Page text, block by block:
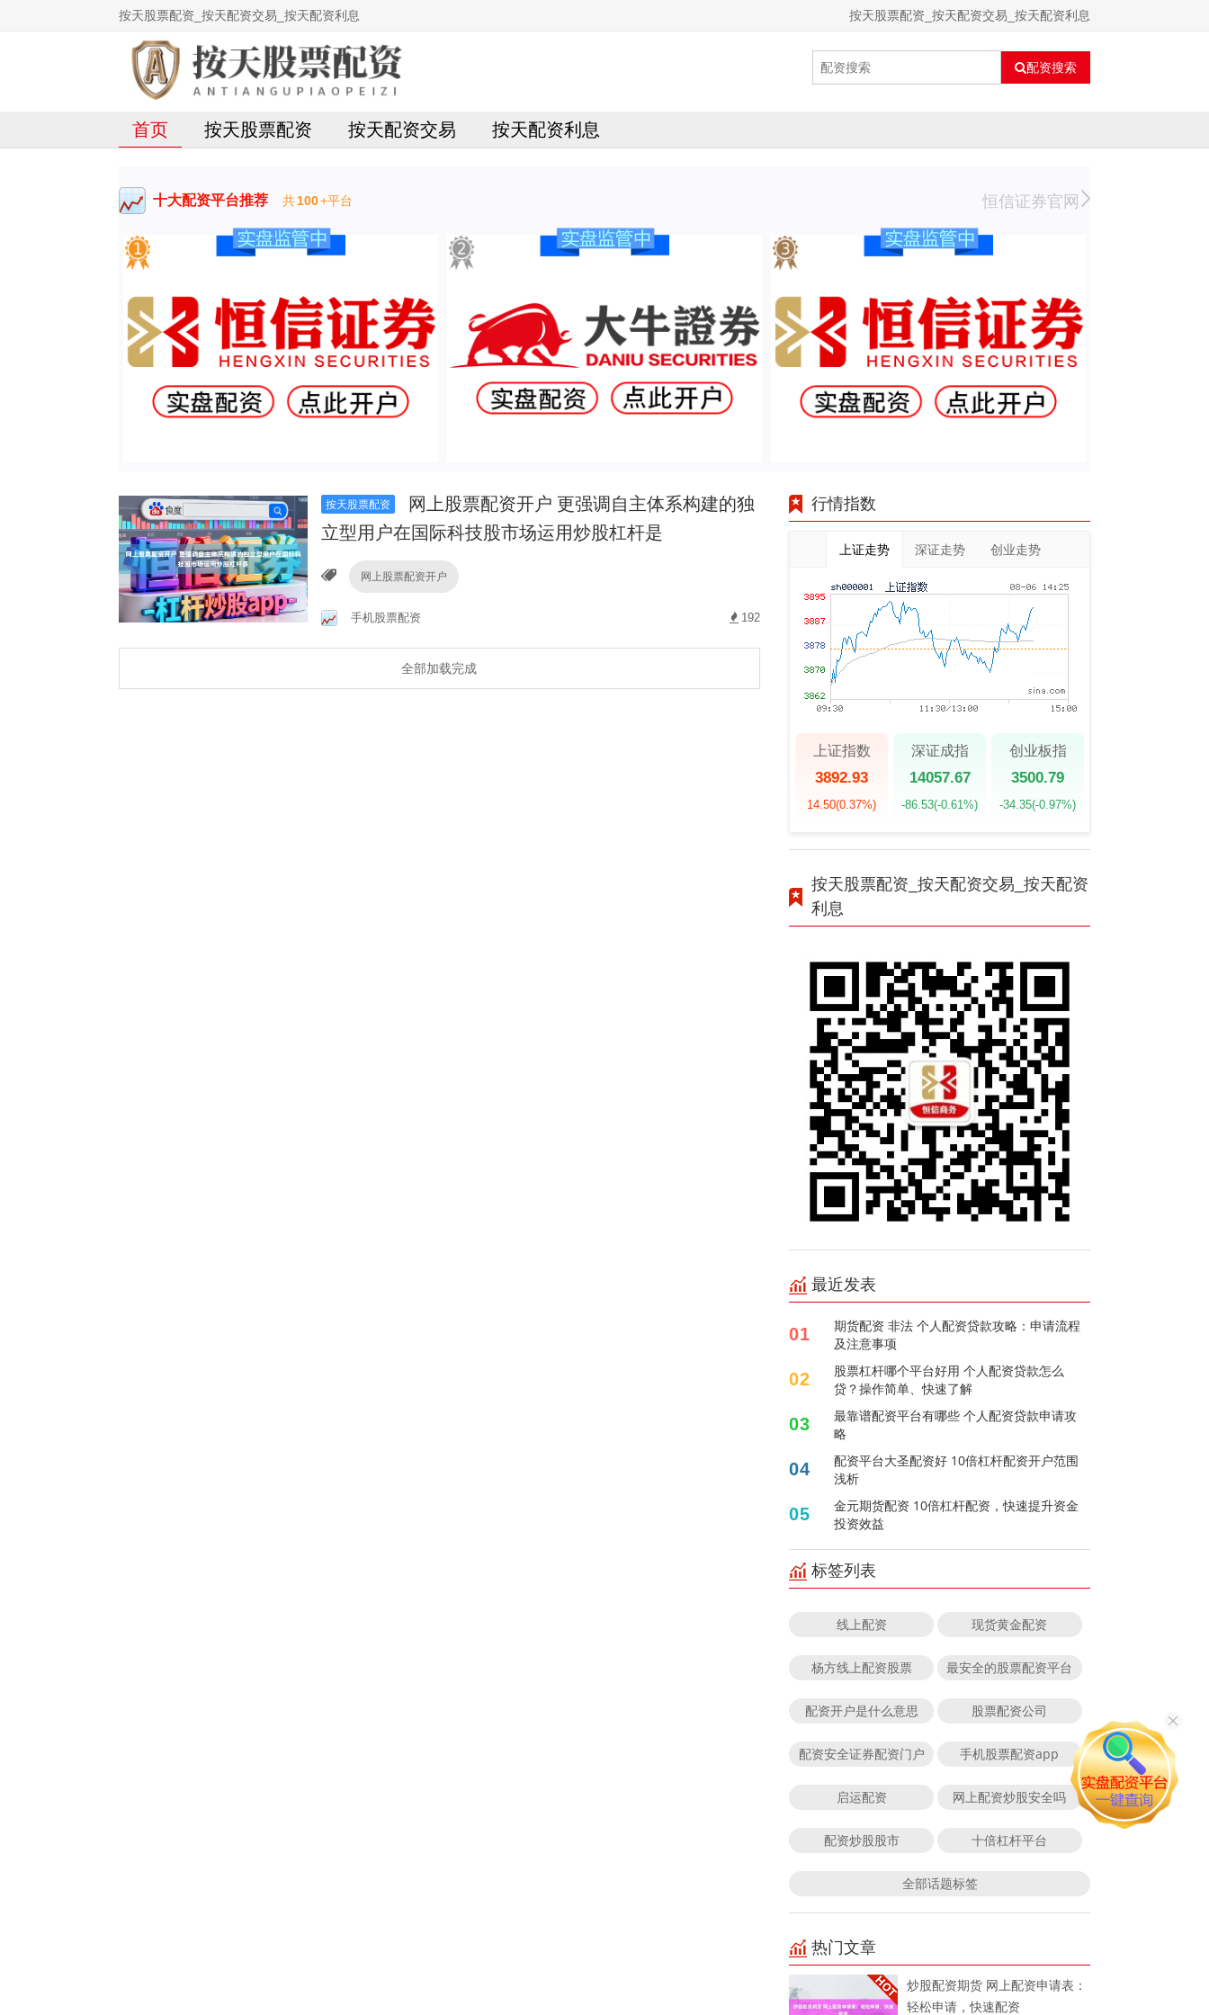
按天股票配资_按天配资交易_按天配资利息 按天股票配资_按天配资交易_按天配资利息
配资搜索
首页 按天股票配资 按天配资交易 按天配资利息
十大配资平台推荐 共100+平台 恒信证券官网
按天股票配资
网上股票配资开户 更强调自主体系构建的独
立型用户在国际科技股市场运用炒股杠杆是
网上股票配资开户
手机股票配资 192
全部加载完成
行情指数
上证走势 深证走势 创业走势
上证指数
3892.93
14.50(0.37%)
深证成指
14057.67
-86.53(-0.61%)
创业板指
3500.79
-34.35(-0.97%)
按天股票配资_按天配资交易_按天配资
利息
最近发表
01
期货配资 非法 个人配资贷款攻略：申请流程
及注意事项
02
股票杠杆哪个平台好用 个人配资贷款怎么
贷？操作简单、快速了解
03
最靠谱配资平台有哪些 个人配资贷款申请攻
略
04
配资平台大圣配资好 10倍杠杆配资开户范围
浅析
05
金元期货配资 10倍杠杆配资，快速提升资金
投资效益
标签列表
线上配资 现货黄金配资
杨方线上配资股票 最安全的股票配资平台
配资开户是什么意思 股票配资公司
配资安全证券配资门户 手机股票配资app
启运配资 网上配资炒股安全吗
配资炒股股市 十倍杠杆平台
全部话题标签
热门文章
炒股配资期货 网上配资申请表：
轻松申请，快速配资